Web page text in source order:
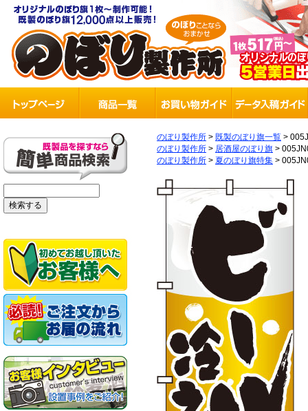
のぼり製作所 > 既製のぼり旗一覧 >
のぼり製作所 > 居酒屋のぼり旗 >
のぼり製作所 > 夏のぼり旗特集 >